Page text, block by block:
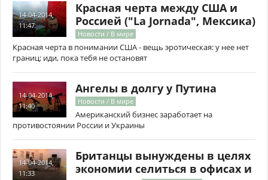
14-04-2014,
11:47
Красная черта между США и
Россией ("La Jornada", Мексика)
Новости / В мире
Красная черта в понимании США - вещь эротическая: у нее нет
границ; иди, пока тебя не остановят
14-04-2014,
11:40
Ангелы в долгу у Путина
Новости / В мире
Американский бизнес заработает на
противостоянии России и Украины
14-04-2014,
11:33
Британцы вынуждены в целях
экономии селиться в офисах и